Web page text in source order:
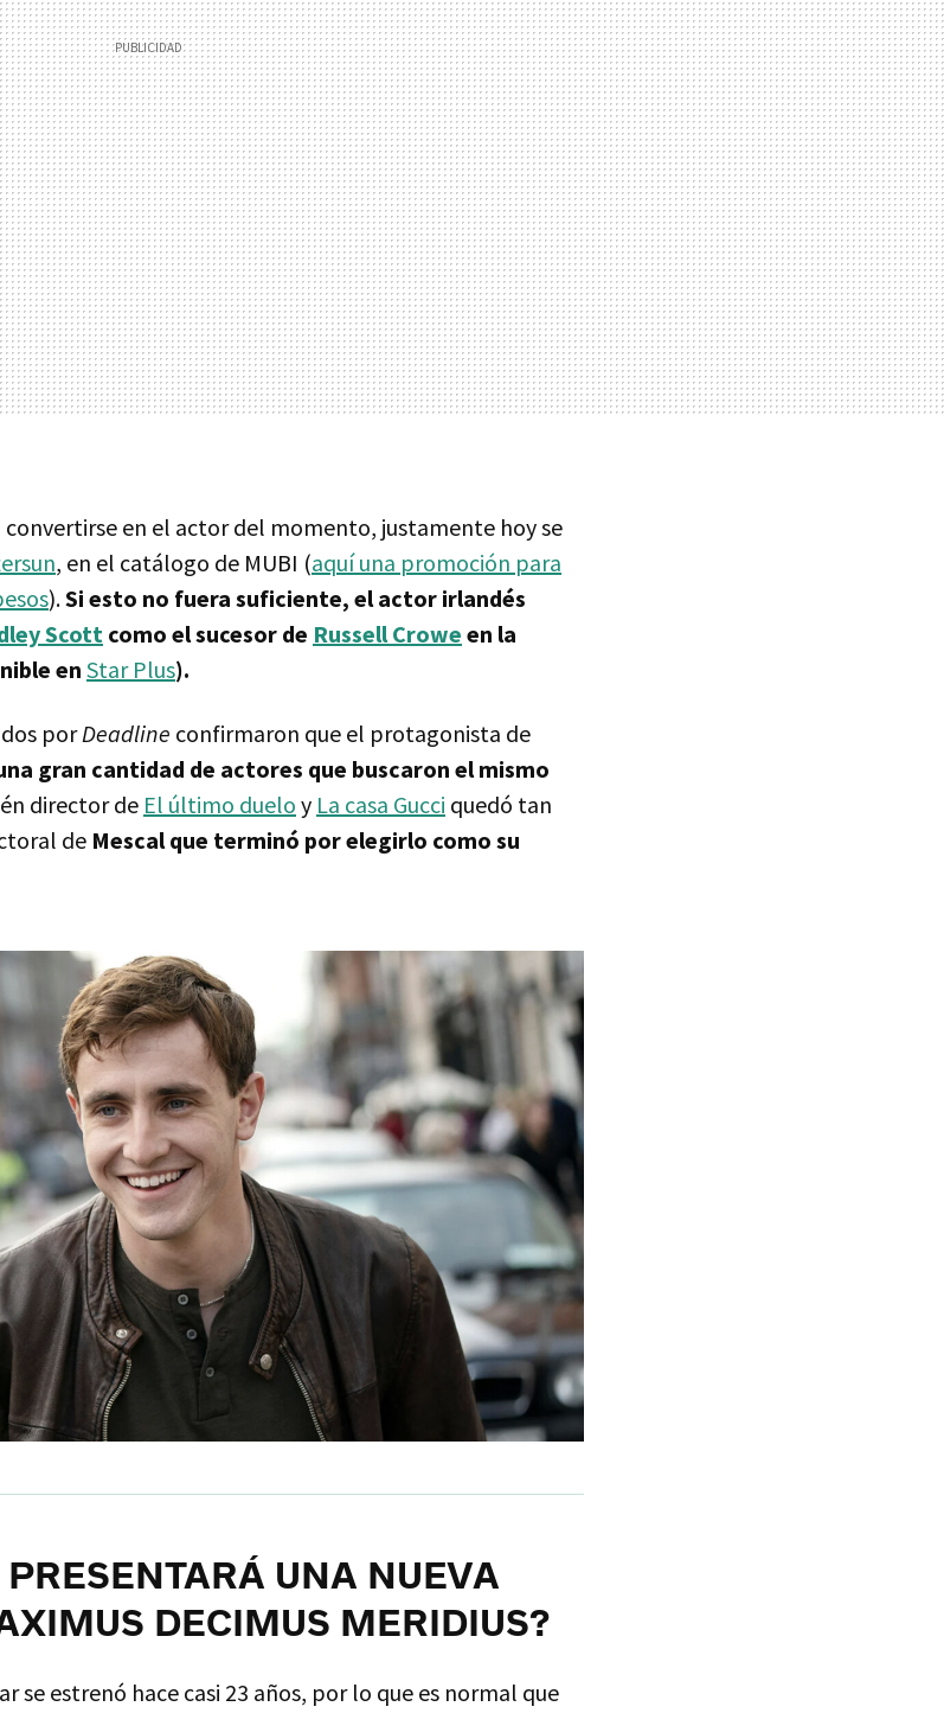
convertirse en el actor del momento, justamente hoy se
, en el catálogo de MUBI (aquí una promoción para
).Si esto no fuera suficiente, el actor irlandés
Scottcomo el sucesor de Russell Crowe en la
enStar Plus).
porDeadline confirmaron que el protagonista de
gran cantidad de actores que buscaron el mismo
director de El último duelo y La casa Gucci quedó tan
de Mescal que terminó por elegirlo como su
UNA NUEVA
DECIMUS MERIDIUS?
se estrenó hace casi 23 años, por lo que es normal que